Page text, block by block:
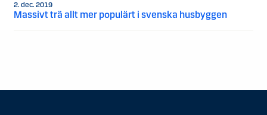
2. dec. 2019
Massivt trä allt mer populärt i svenska husbyggen